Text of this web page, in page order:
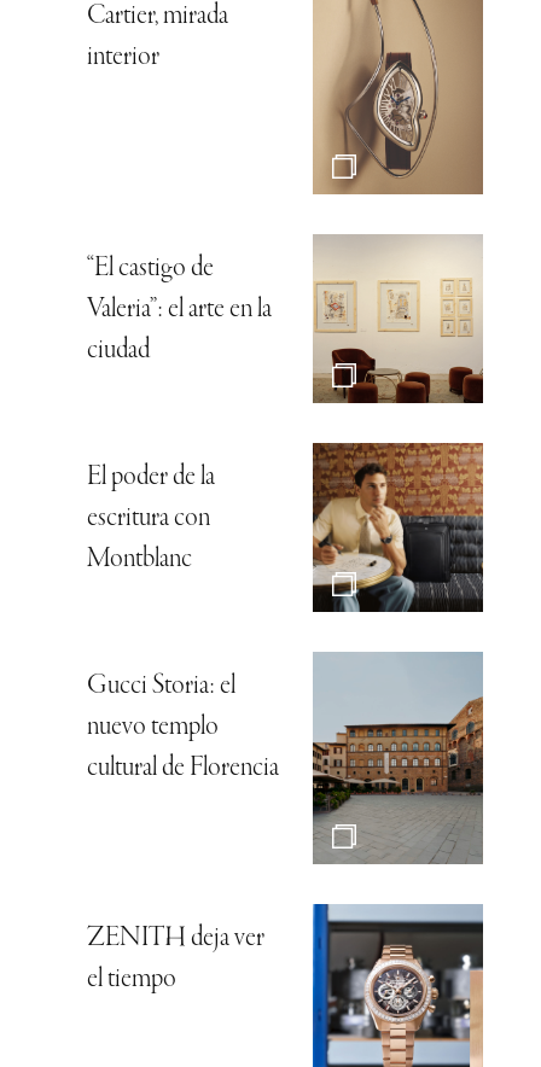
Cartier, mirada
interior
“El castigo de
Valeria”: el arte en la
ciudad
El poder de la
escritura con
Montblanc
Gucci Storia: el
nuevo templo
cultural de Florencia
ZENITH deja ver
el tiempo